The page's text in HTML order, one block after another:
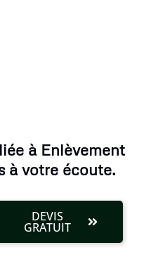
à Enlèvement
à votre écoute.
DEVIS
GRATUIT